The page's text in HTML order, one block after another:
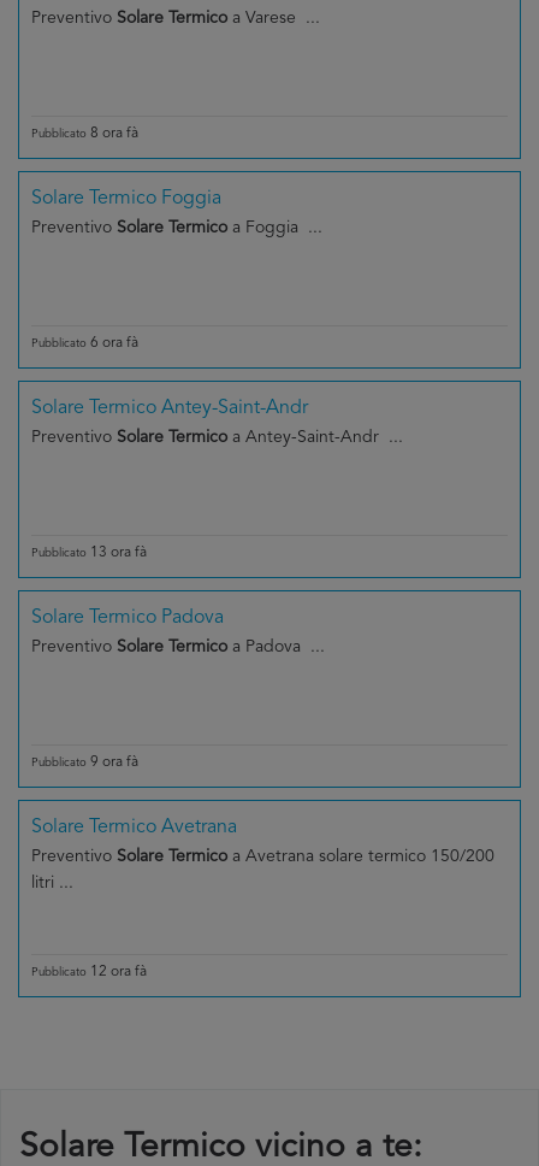
Preventivo Solare Termico a Varese ...
Pubblicato 8 ora fà
Solare Termico Foggia
Preventivo Solare Termico a Foggia ...
Pubblicato 6 ora fà
Solare Termico Antey-Saint-Andr
Preventivo Solare Termico a Antey-Saint-Andr ...
Pubblicato 13 ora fà
Solare Termico Padova
Preventivo Solare Termico a Padova ...
Pubblicato 9 ora fà
Solare Termico Avetrana
Preventivo Solare Termico a Avetrana solare termico 150/200
litri ...
Pubblicato 12 ora fà
Solare Termico vicino a te: